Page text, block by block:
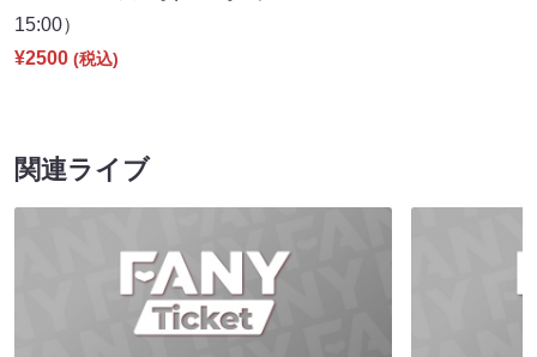
15:00）
¥2500 (税込)
関連ライブ